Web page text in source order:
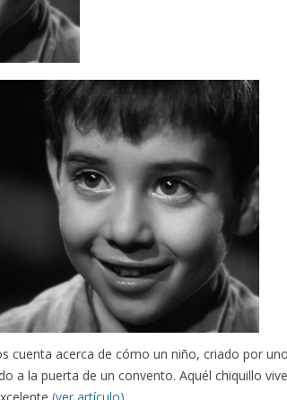
cuenta acerca de cómo un niño, criado por
a la puerta de un convento. Aquél chiquillo